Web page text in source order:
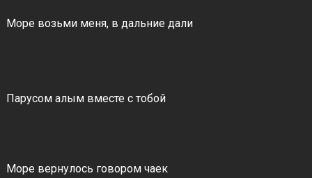
Море возьми меня, в дальние дали
Парусом алым вместе с тобой
Море вернулось говором чаек